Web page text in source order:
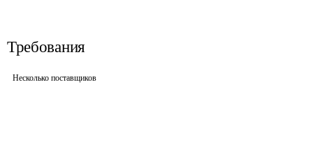
Требования
Несколько поставщиков